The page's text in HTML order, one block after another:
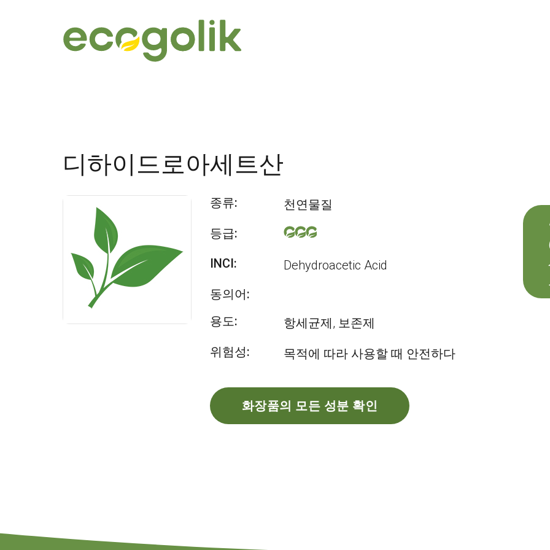
디하이드로아세트산
종류:
천연물질
등급:
INCI:
Dehydroacetic Acid
동의어:
용도:
항세균제, 보존제
위험성:
목적에 따라 사용할 때 안전하다
화장품의 모든 성분 확인